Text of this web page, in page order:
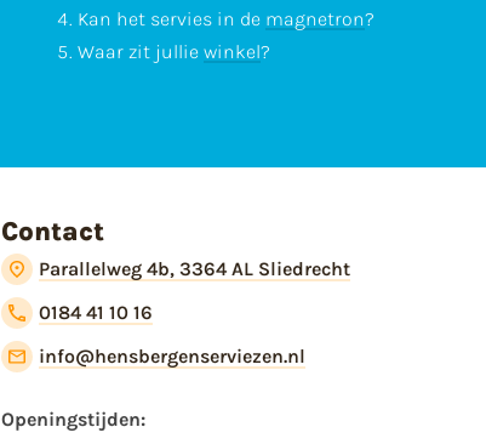
Kan het servies in de magnetron?
Waar zit jullie winkel?
Contact
Parallelweg 4b, 3364 AL Sliedrecht
0184 41 10 16
info@hensbergenserviezen.nl
Openingstijden: